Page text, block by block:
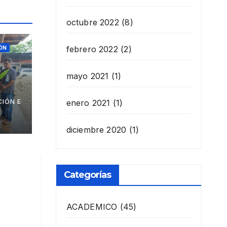
E
octubre 2022(8)
febrero 2022(2)
mayo 2021 (1)
enero 2021 (1)
diciembre 2020 (1)
Categorías
ACADEMICO (45)